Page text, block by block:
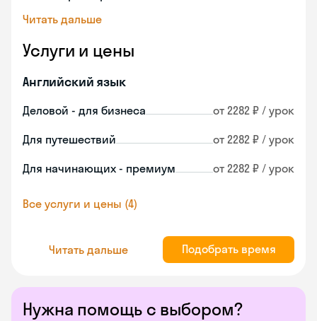
Нужна помощь с выбором?
Читать дальше
Услуги и цены
Английский язык
Деловой - для бизнеса от 2282 ₽ / урок
Для путешествий от 2282 ₽ / урок
Для начинающих - премиум от 2282 ₽ / урок
Все услуги и цены (4)
Читать дальше Подобрать время